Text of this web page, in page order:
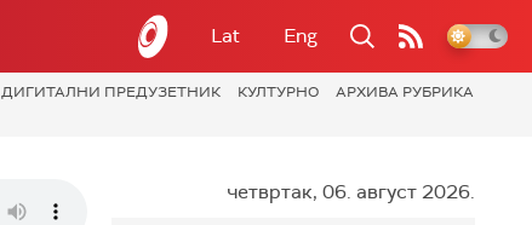
Lat Eng
ДИГИТАЛНИ ПРЕДУЗЕТНИК КУЛТУРНО
АРХИВА РУБРИКА
четвртак, 06. август 2026.